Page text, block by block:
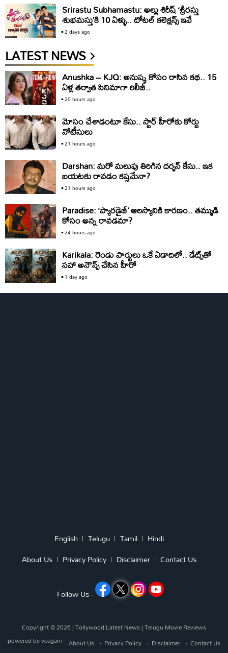
Srirastu Subhamastu: అల్లు శిరీష్ ‘శ్రీరస్తు
శుభమస్తు’కి 10 ఏళ్ళు.. టోటల్ కలెక్షన్స్ ఇవే
2 days ago
LATEST NEWS
Anushka – KJQ: అనుష్క కోసం రాసిన కథ.. 15
ఏళ్ల తర్వాత సినిమాగా రిలీజ్‌..
20 hours ago
మోసం చేశాడంటూ కేసు.. స్టార్‌ హీరోకు కోర్టు
నోటీసులు
21 hours ago
Darshan: మరో మలుపు తిరిగిన దర్శన్‌ కేసు.. ఇక
బయటకు రావడం కష్టమేనా?
21 hours ago
Paradise: ‘ప్యారడైజ్‌’ ఆలస్యానికి కారణం.. తమ్ముడి
కోసం అన్న రావడమా?
24 hours ago
Karikala: రెండు పార్టులు ఒకే ఏడాదిలో.. డేట్స్‌తో
సహా అనౌన్స్‌ చేసిన హీరో
1 day ago
English Telugu Tamil
Hindi
About Us
Privacy Policy Disclaimer Contact Us
Follow Us -
Copyright © 2026 |Tollywood Latest News|Telugu Movie Reviews
powered byveegam About Us Privacy Policy Disclaimer Contact Us